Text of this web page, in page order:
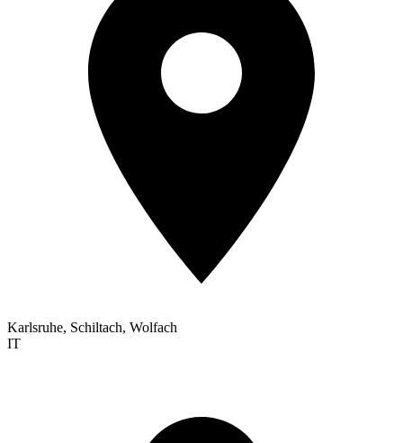
Karlsruhe, Schiltach, Wolfach
IT